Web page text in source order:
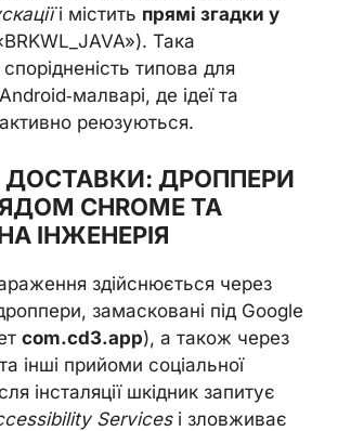
і містить прямі згадки у
Така
типова для
де ідеї та
реюзуються.
ДОСТАВКИ: ДРОППЕРИ
CHROME ТА
ІНЖЕНЕРІЯ
здійснюється через
замасковані під Google
com.cd3.app), а також через
інші прийоми соціальної
інсталяції шкідник запитує
Servicesі зловживає